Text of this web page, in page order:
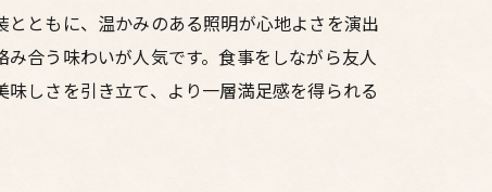
ともに、温かみのある照明が心地よさを演出
合う味わいが人気です。食事をしながら友人
しさを引き立て、より一層満足感を得られる